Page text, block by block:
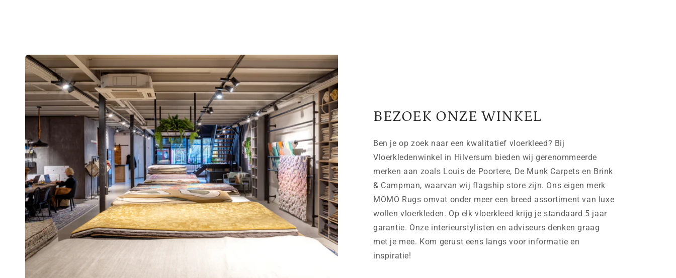
BEZOEK ONZE WINKEL
Ben je op zoek naar een kwalitatief vloerkleed? Bij
Vloerkledenwinkel in Hilversum bieden wij gerenommeerde
merken aan zoals Louis de Poortere, De Munk Carpets en Brink
& Campman, waarvan wij flagship store zijn. Ons eigen merk
MOMO Rugs omvat onder meer een breed assortiment van luxe
wollen vloerkleden. Op elk vloerkleed krijg je standaard 5 jaar
garantie. Onze interieurstylisten en adviseurs denken graag
met je mee. Kom gerust eens langs voor informatie en
inspiratie!